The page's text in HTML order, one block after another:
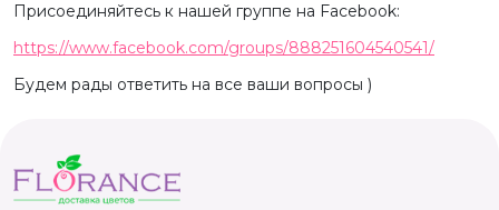
Присоединяйтесь к нашей группе на Facebook:
https://www.facebook.com/groups/888251604540541/
Будем рады ответить на все ваши вопросы )